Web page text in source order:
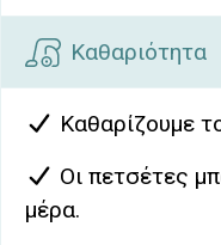
Καθαριότητα
Καθαρίζουμε
Οι πετσέτες
μέρα.